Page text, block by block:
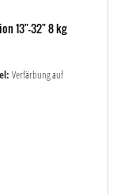
13"-32" 8 kg
Verfärbung auf